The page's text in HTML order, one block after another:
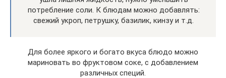
потребление соли. К блюдам можно добавлять:
свежий укроп, петрушку, базилик, кинзу и т.д.
Для более яркого и богато вкуса блюдо можно
мариновать во фруктовом соке, с добавлением
различных специй.